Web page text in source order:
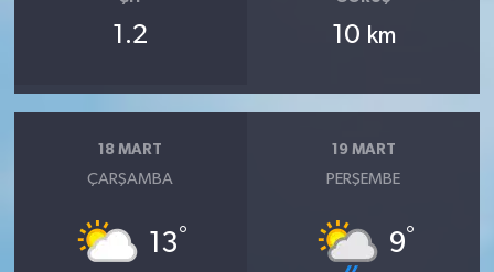
1.2 10 km
18 MART
ÇARŞAMBA
13°
19 MART
PERŞEMBE
9°